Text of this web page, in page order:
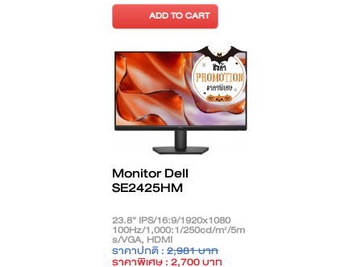
ADD TO CART
Monitor Dell
SE2425HM
23.8" IPS/16:9/1920x1080
100Hz/1,000:1/250cd/m²/5m
s/VGA, HDMI
ราคาปกติ : 2,981 บาท
ราคาพิเศษ : 2,700 บาท